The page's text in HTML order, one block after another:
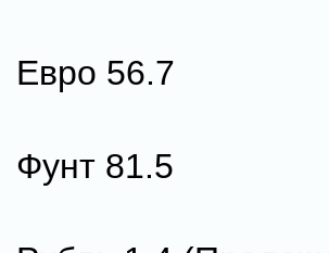
Евро 56.7
Фунт 81.5